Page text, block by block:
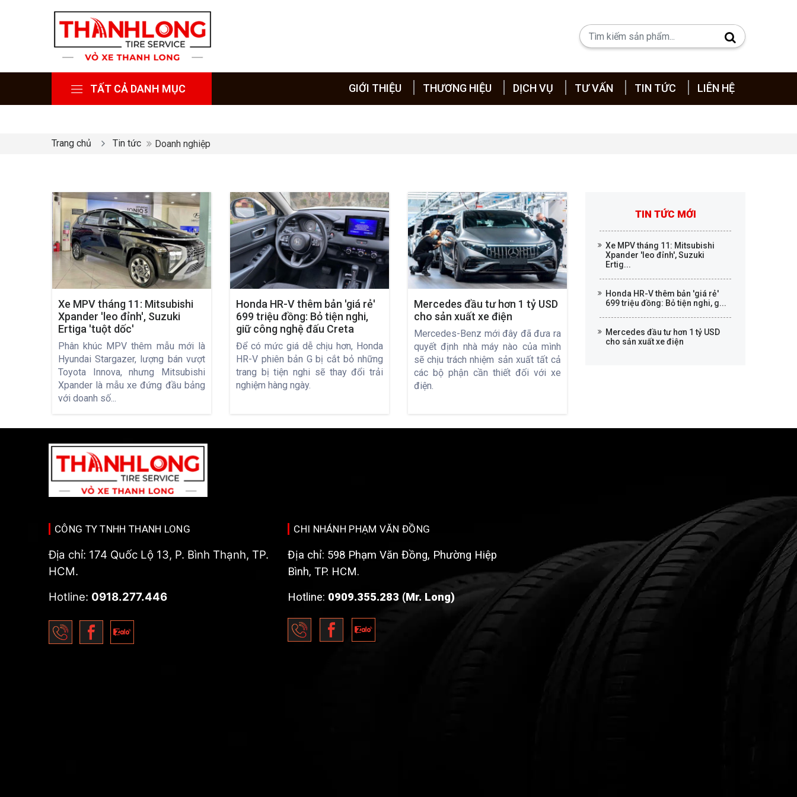
TẤT CẢ DANH MỤC GIỚI THIỆU THƯƠNG HIỆU DỊCH VỤ TƯ VẤN TIN TỨC LIÊN HỆ
Trang chủ Tin tức Doanh nghiệp
Xe MPV tháng 11: Mitsubishi
Xpander 'leo đỉnh', Suzuki
Ertiga 'tuột dốc'
Phân khúc MPV thêm mẫu mới là
Hyundai Stargazer, lượng bán vượt
Toyota Innova, nhưng Mitsubishi
Xpander là mẫu xe đứng đầu bảng
với doanh số...
Honda HR-V thêm bản 'giá rẻ'
699 triệu đồng: Bỏ tiện nghi,
giữ công nghệ đấu Creta
Để có mức giá dễ chịu hơn, Honda
HR-V phiên bản G bị cắt bỏ những
trang bị tiện nghi sẽ thay đổi trải
nghiệm hàng ngày.
Mercedes đầu tư hơn 1 tỷ USD
cho sản xuất xe điện
Mercedes-Benz mới đây đã đưa ra
quyết định nhà máy nào của mình
sẽ chịu trách nhiệm sản xuất tất cả
các bộ phận cần thiết đối với xe
điện.
TIN TỨC MỚI
Xe MPV tháng 11: Mitsubishi
Xpander 'leo đỉnh', Suzuki
Ertig...
Honda HR-V thêm bản 'giá rẻ'
699 triệu đồng: Bỏ tiện nghi, g...
Mercedes đầu tư hơn 1 tỷ USD
cho sản xuất xe điện
CÔNG TY TNHH THANH LONG
Địa chỉ: 174 Quốc Lộ 13, P. Bình Thạnh, TP.
HCM.
Hotline: 0918.277.446
CHI NHÁNH PHẠM VĂN ĐỒNG
Địa chỉ: 598 Phạm Văn Đồng, Phường Hiệp
Bình, TP. HCM.
Hotline: 0909.355.283 (Mr. Long)